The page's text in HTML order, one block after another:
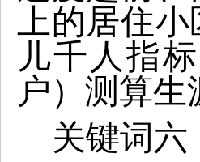
上的居住
儿千人指
户）测算
关键词六